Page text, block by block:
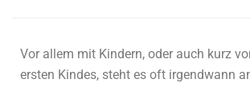
Vor allem mit Kindern, oder auch kurz
ersten Kindes, steht es oft irgendwann